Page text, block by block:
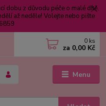
dobu z důvodu péče o malé dítě.
až neděle! Volejte nebo pište
Menu
0 ks
za 0,00 Kč